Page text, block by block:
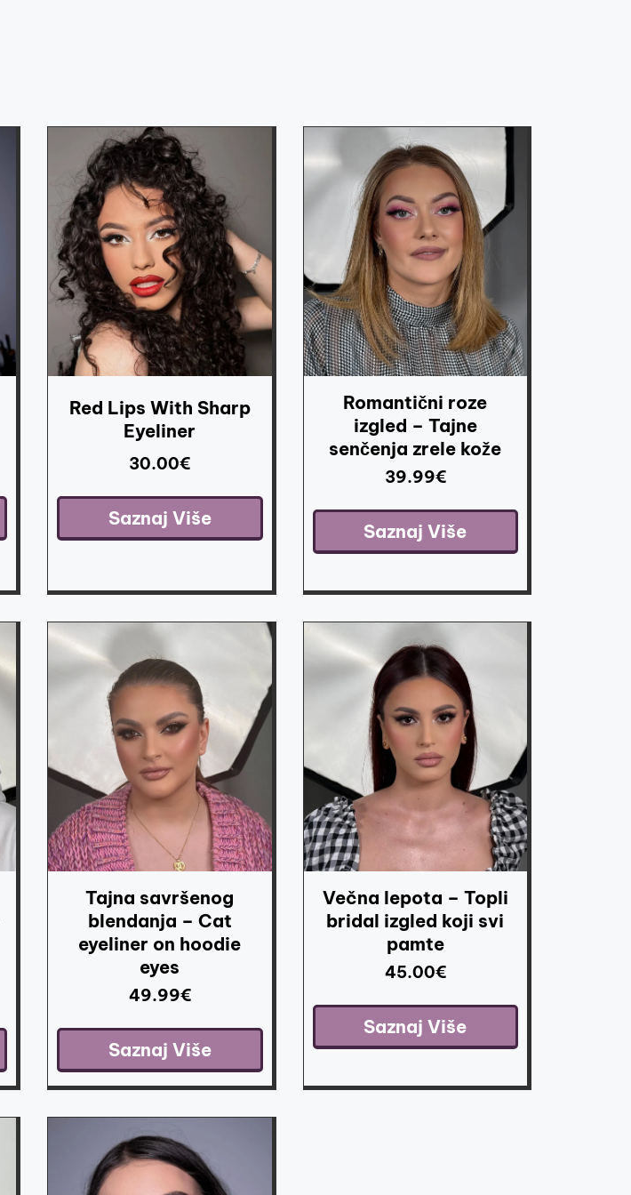
Red Lips With Sharp
Eyeliner
30.00€
Saznaj Više
Romantični roze
izgled – Tajne
senčenja zrele kože
39.99€
Saznaj Više
Tajna savršenog
blendanja – Cat
eyeliner on hoodie
eyes
49.99€
Saznaj Više
Večna lepota – Topli
bridal izgled koji svi
pamte
45.00€
Saznaj Više